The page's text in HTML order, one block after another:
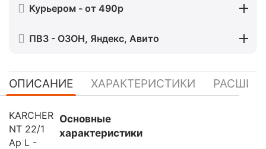
Курьером - от 490р
ПВЗ - ОЗОН, Яндекс, Авито
ОПИСАНИЕ ХАРАКТЕРИСТИКИ
KARCHER
NT 22/1
Ap L -
Основные
характеристики